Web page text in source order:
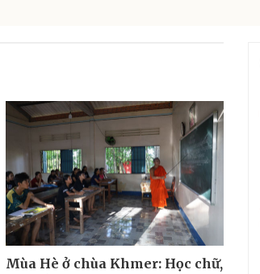
Mùa Hè ở chùa Khmer: Học chữ,